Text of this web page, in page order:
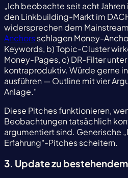
„Ich beobachte seit acht
den Linkbuilding-Markt im
widersprechen dem
Anchorsschlagen Money-
Keywords, b) Topic-Cluster
Money-Pages, c) DR-Filter
kontraproduktiv. Würde gerne
ausführen — Outline mit vier
Anlage."
Diese Pitches funktionieren,
Beobachtungen tatsächlich
argumentiert sind. Generische
Erfahrung"-Pitches scheitern.
3. Update zu